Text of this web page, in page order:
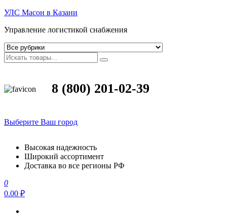
УЛС Масон в Казани
Управление логистикой снабжения
8 (800) 201-02-39
Выберите Ваш город
Высокая надежность
Широкий ассортимент
Доставка во все регионы РФ
0
0.00 ₽